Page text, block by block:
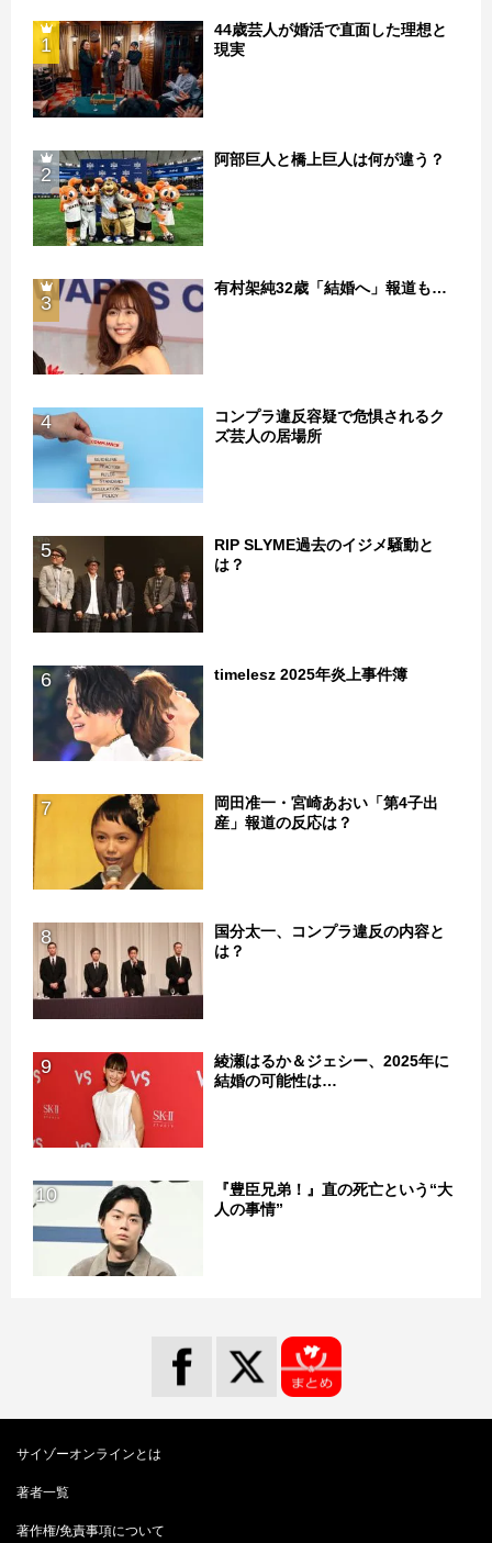
1
44歳芸人が婚活で直面した理想と
現実
2
阿部巨人と橋上巨人は何が違う？
3
有村架純32歳「結婚へ」報道も…
4
コンプラ違反容疑で危惧されるク
ズ芸人の居場所
5
RIP SLYME過去のイジメ騒動と
は？
6 timelesz 2025年炎上事件簿
7
岡田准一・宮崎あおい「第4子出
産」報道の反応は？
8
国分太一、コンプラ違反の内容と
は？
9
綾瀬はるか＆ジェシー、2025年に
結婚の可能性は…
10
『豊臣兄弟！』直の死亡という“大
人の事情”
サイゾーオンラインとは
著者一覧
著作権/免責事項について